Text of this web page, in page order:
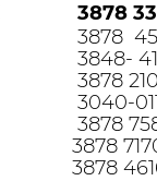
3878
3878
3848-
3878
3040-
3878
3878
3878